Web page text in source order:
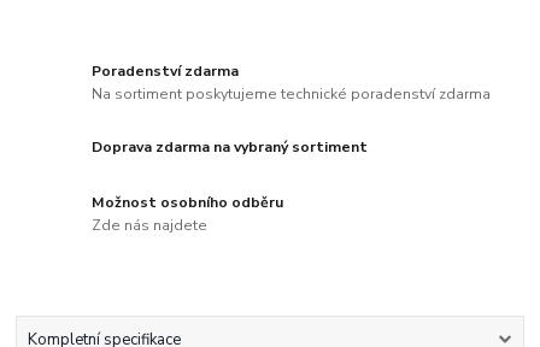
Poradenství zdarma
Na sortiment poskytujeme technické poradenství zdarma
Doprava zdarma na vybraný sortiment
Možnost osobního odběru
Zde nás najdete
Kompletní specifikace